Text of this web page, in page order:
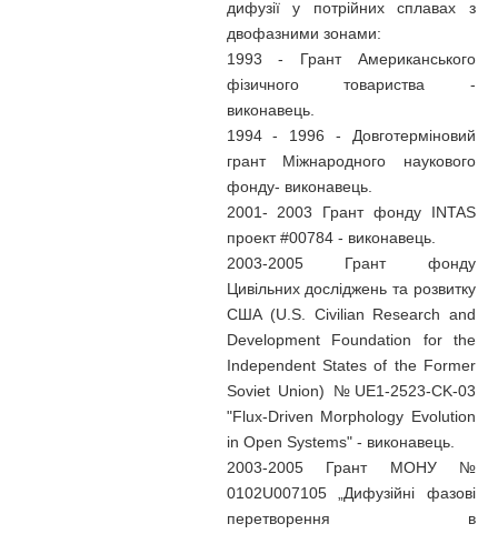
дифузії у потрійних сплавах з
двофазними зонами:
1993 - Грант Американського
фізичного товариства -
виконавець.
1994 - 1996 - Довготерміновий
грант Міжнародного наукового
фонду- виконавець.
2001- 2003 Грант фонду INTAS
проект #00784 - виконавець.
2003-2005 Грант фонду
Цивільних досліджень та розвитку
США (U.S. Civilian Research and
Development Foundation for the
Independent States of the Former
Soviet Union) №UE1-2523-CK-03
"Flux-Driven Morphology Evolution
in Open Systems" - виконавець.
2003-2005 Грант МОНУ №
0102U007105 „Дифузійні фазові
перетворення в